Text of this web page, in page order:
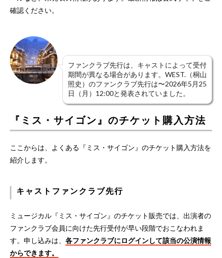
確認ください。
ファンクラブ先行は、キャストによって受付
期間が異なる場合があります。WEST.（桐山
照史）のファンクラブ先行は〜2026年5月25
日（月）12:00と発表されていました。
『ミス・サイゴン』のチケット購入方法
ここからは、よくある『ミス・サイゴン』のチケット購入方法を
紹介します。
キャストファンクラブ先行
ミュージカル『ミス・サイゴン』のチケット販売では、出演者の
ファンクラブ会員に向けた先行受付が早い段階でおこなわれま
す。申し込みは、 各ファンクラブにログインして該当の公演情報
からできます。